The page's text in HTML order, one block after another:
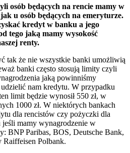
osób będących na rencie mamy w
u osób będących na emeryturze.
kredyt w banku a jego
tego jaką mamy wysokość
renty.
tak że nie wszystkie banki umożliwią
banki często stosują limity czyli
jaką powinniśmy
nam kredytu. W przypadku
limit będzie wynosił 550 zł, w
1000 zł. W niektórych bankach
dla rencistów czy pożyczki dla
mamy wynagrodzenie w
BNP Paribas, BOS, Deutsche Bank,
Polbank.